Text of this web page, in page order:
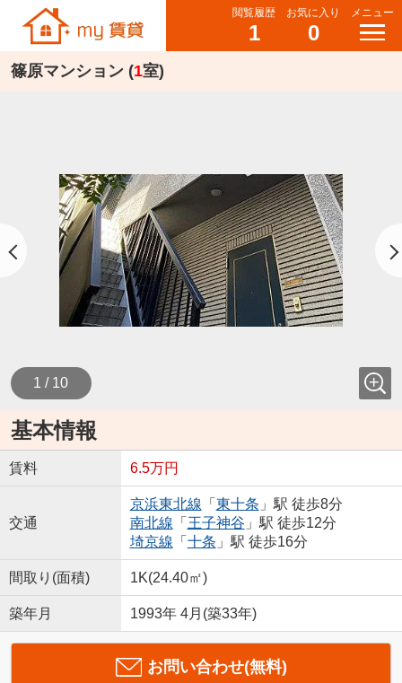
閲覧履歴
1
お気に入り
0
メニュー
篠原マンション (1室)
1 / 10
基本情報
賃料 6.5万円
交通
京浜東北線 「 東十条 」駅 徒歩8分
南北線 「 王子神谷 」駅 徒歩12分
埼京線 「 十条 」駅 徒歩16分
間取り(面積) 1K(24.40㎡)
築年月 1993年 4月(築33年)
お問い合わせ(無料)